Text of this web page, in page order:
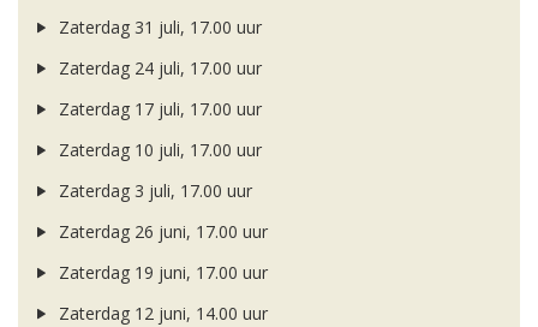
Zaterdag 31 juli, 17.00 uur
Zaterdag 24 juli, 17.00 uur
Zaterdag 17 juli, 17.00 uur
Zaterdag 10 juli, 17.00 uur
Zaterdag 3 juli, 17.00 uur
Zaterdag 26 juni, 17.00 uur
Zaterdag 19 juni, 17.00 uur
Zaterdag 12 juni, 14.00 uur